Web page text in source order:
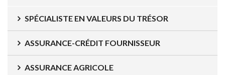
SPÉCIALISTE EN VALEURS DU TRÉSOR
ASSURANCE-CRÉDIT FOURNISSEUR
ASSURANCE AGRICOLE